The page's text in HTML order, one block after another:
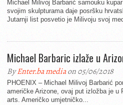
Michael Milivoj Barbarić samouku
svojim skulpturama daje posršku
Jutarnji list posvetio je Milivoju svoj
Michael Barbaric izlaže u
ByEnter.ba mediaon 05/06/2018
PHOENIX – Michael Milivoj Barbarić
američke Arizone, ovaj put izložba je u
arts. Američko umjetničko...